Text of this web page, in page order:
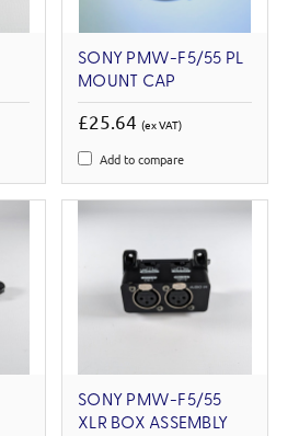
SONY PMW-F5/55 PL
MOUNT CAP
£25.64 (ex VAT)
Add to compare
SONY PMW-F5/55
XLR BOX ASSEMBLY